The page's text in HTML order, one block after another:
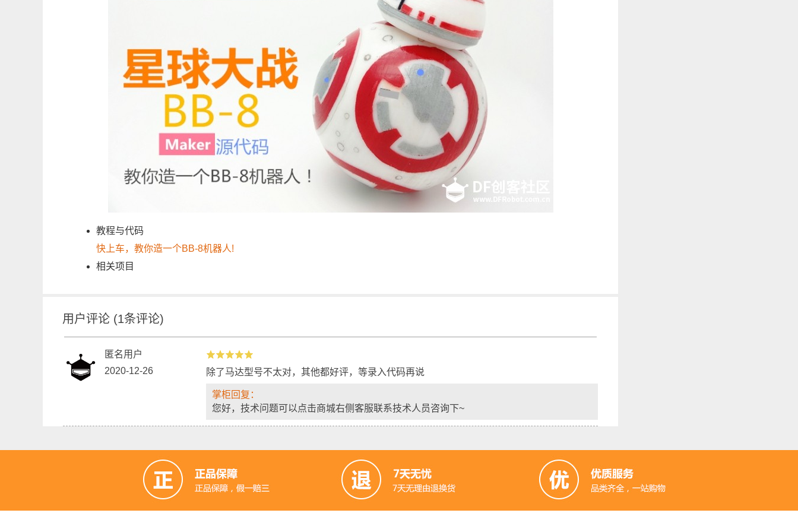
教程与代码
快上车，教你造一个BB-8机器人!
相关项目
用户评论 (1条评论)
匿名用户
2020-12-26
除了马达型号不太对，其他都好评，等录入代码再说
掌柜回复：
您好，技术问题可以点击商城右侧客服联系技术人员咨询下~